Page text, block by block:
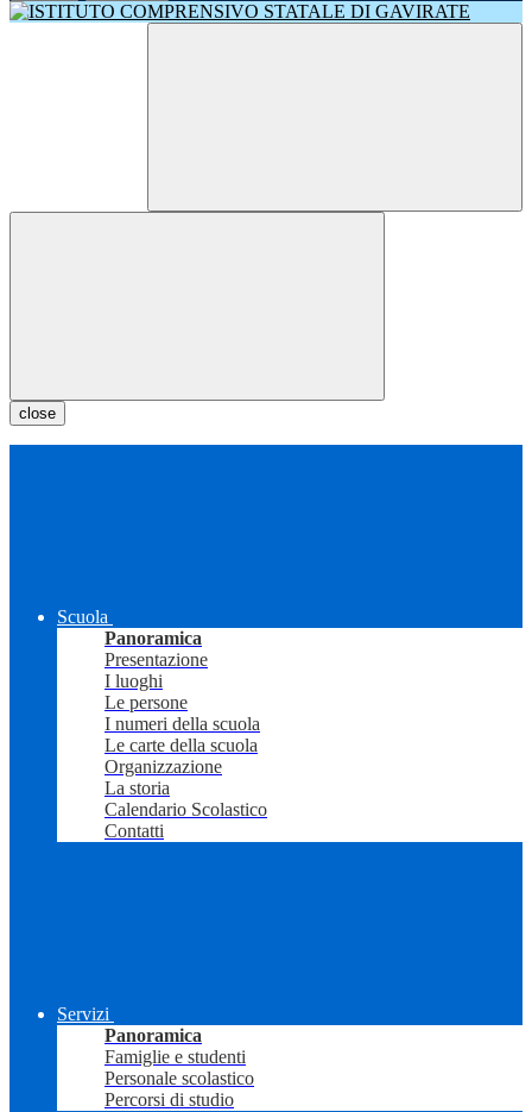
close
Scuola
Panoramica
Presentazione
I luoghi
Le persone
I numeri della scuola
Le carte della scuola
Organizzazione
La storia
Calendario Scolastico
Contatti
Servizi
Panoramica
Famiglie e studenti
Personale scolastico
Percorsi di studio